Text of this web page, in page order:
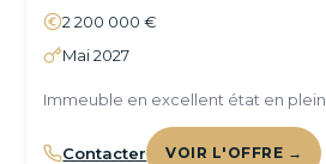
2 200 000 €
Mai 2027
Immeuble en excellent état en
Contacter VOIR L'OFFRE →